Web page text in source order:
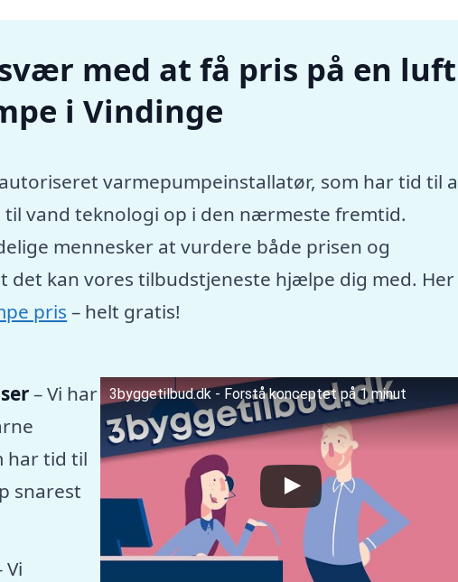
med at få pris på en luft
i Vindinge
varmepumpeinstallatør, som har tid til
vand teknologi op i den nærmeste fremtid.
mennesker at vurdere både prisen og
det kan vores tilbudstjeneste hjælpe dig med. Her
pris – helt gratis!
– Vi har
har tid til
snarest
Vi
3byggetilbud.dk - Forstå konceptet på 1 minut